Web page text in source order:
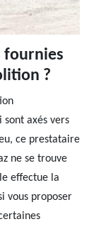
fournies
?
sont axés vers
ce prestataire
ne se trouve
effectue la
vous proposer